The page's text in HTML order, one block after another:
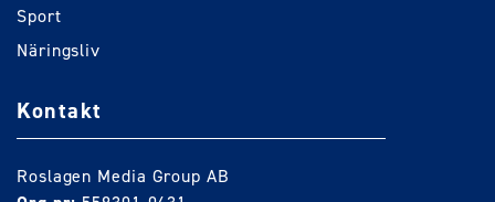
Sport
Näringsliv
Kontakt
Roslagen Media Group AB